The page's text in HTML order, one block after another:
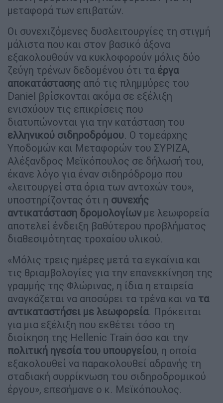
μεταφορά των επιβατών.
Οι συνεχιζόμενες δυσλειτουργίες τη στιγμή
μάλιστα που και στον βασικό άξονα
εξακολουθούν να κυκλοφορούν μόλις δύο
ζεύγη τρένων δεδομένου ότι τα έργα
αποκατάστασης από τις πλημμύρες του
Daniel βρίσκονται ακόμα σε εξέλιξη
ενισχύουν τις επικρίσεις που
διατυπώνονται για την κατάσταση του
ελληνικού σιδηροδρόμου. Ο τομεάρχης
Υποδομών και Μεταφορών του ΣΥΡΙΖΑ,
Αλέξανδρος Μεϊκόπουλος σε δήλωσή του,
έκανε λόγο για έναν σιδηρόδρομο που
«λειτουργεί στα όρια των αντοχών του»,
υποστηρίζοντας ότι η συνεχής
αντικατάσταση δρομολογίων με λεωφορεία
αποτελεί ένδειξη βαθύτερου προβλήματος
διαθεσιμότητας τροχαίου υλικού.
«Μόλις τρεις ημέρες μετά τα εγκαίνια και
τις θριαμβολογίες για την επανεκκίνηση της
γραμμής της Φλώρινας, η ίδια η εταιρεία
αναγκάζεται να αποσύρει τα τρένα και να τα
αντικαταστήσει με λεωφορεία. Πρόκειται
για μια εξέλιξη που εκθέτει τόσο τη
διοίκηση της Hellenic Train όσο και την
πολιτική ηγεσία του υπουργείου, η οποία
εξακολουθεί να παρακολουθεί αδρανής τη
σταδιακή συρρίκνωση του σιδηροδρομικού
έργου», επεσήμανε ο κ. Μεϊκόπουλος.